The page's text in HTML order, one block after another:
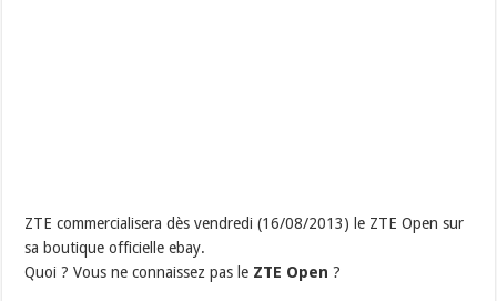
ZTE commercialisera dès vendredi (16/08/2013) le ZTE Open sur
sa boutique officielle ebay.
Quoi ? Vous ne connaissez pas le ZTE Open ?